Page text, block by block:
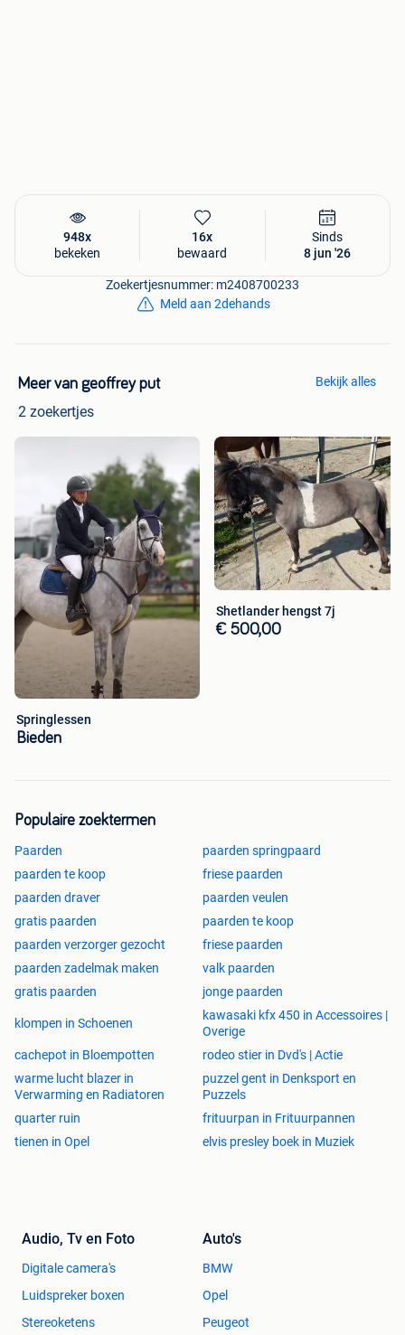
948x
bekeken
16x
bewaard
Sinds
8 jun '26
Zoekertjesnummer: m2408700233
Meld aan 2dehands
Meer van geoffrey put
2 zoekertjes
Bekijk alles
Springlessen
Bieden
Shetlander hengst 7j
€ 500,00
Populaire zoektermen
Paarden
paarden springpaard
paarden te koop
friese paarden
paarden draver
paarden veulen
gratis paarden
paarden te koop
paarden verzorger gezocht
friese paarden
paarden zadelmak maken
valk paarden
gratis paarden
jonge paarden
klompen in Schoenen
kawasaki kfx 450 in Accessoires |
Overige
cachepot in Bloempotten
rodeo stier in Dvd's | Actie
warme lucht blazer in
Verwarming en Radiatoren
puzzel gent in Denksport en
Puzzels
quarter ruin
frituurpan in Frituurpannen
tienen in Opel
elvis presley boek in Muziek
Audio, Tv en Foto
Digitale camera's
Luidspreker boxen
Stereoketens
Auto's
BMW
Opel
Peugeot